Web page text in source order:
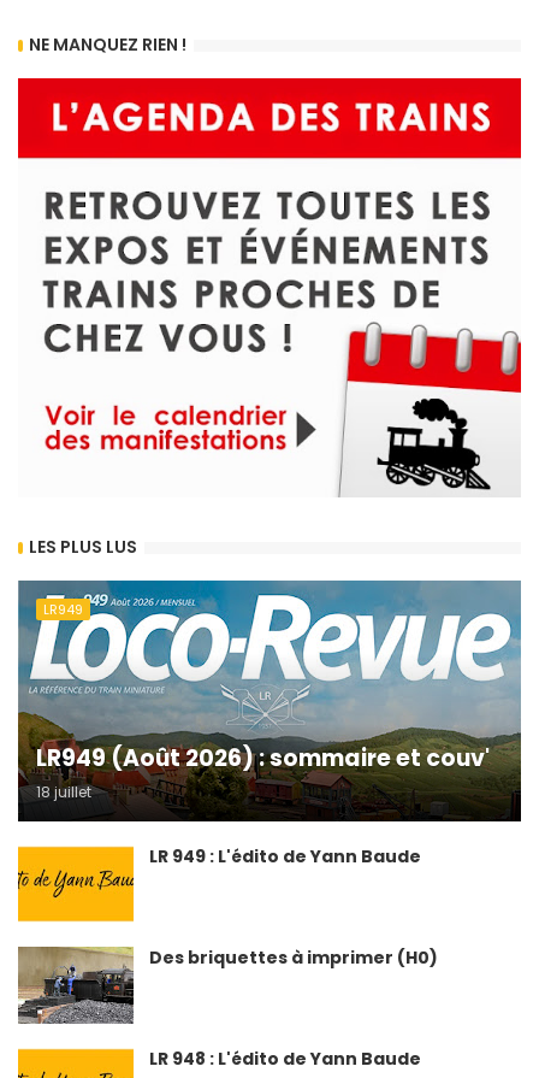
NE MANQUEZ RIEN !
LES PLUS LUS
LR949
LR949 (Août 2026) : sommaire et couv'
18 juillet
LR 949 : L'édito de Yann Baude
Des briquettes à imprimer (H0)
LR 948 : L'édito de Yann Baude